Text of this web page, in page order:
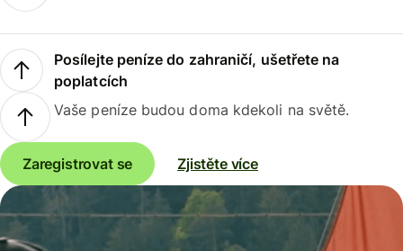
Posílejte peníze do zahraničí, ušetřete na
poplatcích
Vaše peníze budou doma kdekoli na světě.
Zaregistrovat se Zjistěte více